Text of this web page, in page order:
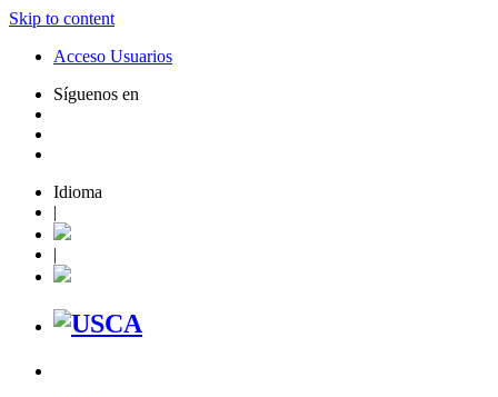
Skip to content
Acceso Usuarios
Síguenos en
Idioma
|
|